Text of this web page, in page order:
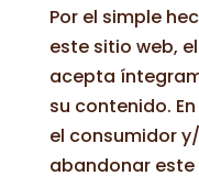
Por el simple
este sitio web,
acepta
su contenido.
el consumidor
abandonar este